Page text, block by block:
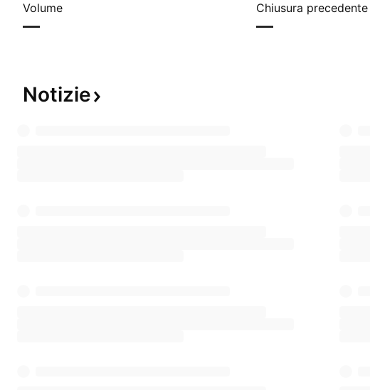
Volume
—
Chiusura precedente
—
Notizie